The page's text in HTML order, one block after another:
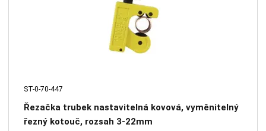
ST-0-70-447
Řezačka trubek nastavitelná kovová, vyměnitelný
řezný kotouč, rozsah 3-22mm